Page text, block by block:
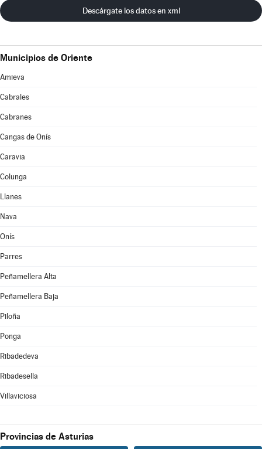
Descárgate los datos en xml
Municipios de Oriente
Amieva
Cabrales
Cabranes
Cangas de Onís
Caravia
Colunga
Llanes
Nava
Onís
Parres
Peñamellera Alta
Peñamellera Baja
Piloña
Ponga
Ribadedeva
Ribadesella
Villaviciosa
Provincias de Asturias